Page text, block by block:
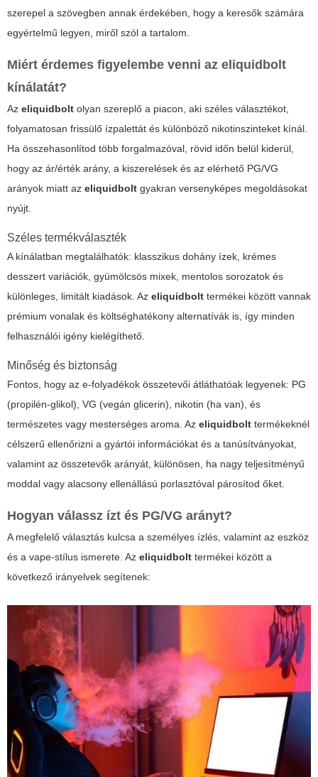
szerepel a szövegben annak érdekében, hogy a keresők számára
egyértelmű legyen, miről szól a tartalom.
Miért érdemes figyelembe venni az eliquidbolt
kínálatát?
Az eliquidbolt olyan szereplő a piacon, aki széles választékot,
folyamatosan frissülő ízpalettát és különböző nikotinszinteket kínál.
Ha összehasonlítod több forgalmazóval, rövid időn belül kiderül,
hogy az ár/érték arány, a kiszerelések és az elérhető PG/VG
arányok miatt az eliquidbolt gyakran versenyképes megoldásokat
nyújt.
Széles termékválaszték
A kínálatban megtalálhatók: klasszikus dohány ízek, krémes
desszert variációk, gyümölcsös mixek, mentolos sorozatok és
különleges, limitált kiadások. Az eliquidbolt termékei között vannak
prémium vonalak és költséghatékony alternatívák is, így minden
felhasználói igény kielégíthető.
Minőség és biztonság
Fontos, hogy az e-folyadékok összetevői átláthatóak legyenek: PG
(propilén-glikol), VG (vegán glicerin), nikotin (ha van), és
természetes vagy mesterséges aroma. Az eliquidbolt termékeknél
célszerű ellenőrizni a gyártói információkat és a tanúsítványokat,
valamint az összetevők arányát, különösen, ha nagy teljesítményű
moddal vagy alacsony ellenállású porlasztóval párosítod őket.
Hogyan válassz ízt és PG/VG arányt?
A megfelelő választás kulcsa a személyes ízlés, valamint az eszköz
és a vape-stílus ismerete. Az eliquidbolt termékei között a
következő irányelvek segítenek: